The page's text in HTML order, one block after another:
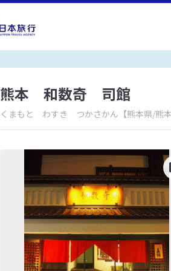
熊本 和数奇 司館
くまもと わすき つかさかん 【熊本県/熊本